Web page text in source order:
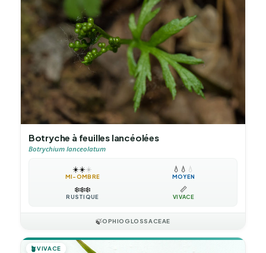
Botryche à feuilles lancéolées
Botrychium lanceolatum
☀️☀️☀️
MI-OMBRE
💧 💧 💧
MOYEN
❄️❄️❄️
RUSTIQUE
📏
VIVACE
🍃OPHIOGLOSSACEAE
🪴VIVACE